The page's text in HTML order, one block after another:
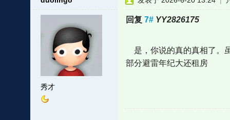
秀才
回复 7# YY2826175
是，你说的真的真相了。
部分避雷年纪大还租房